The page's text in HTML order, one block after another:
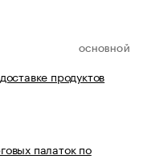
ОСНОВНОЙ
продуктов
палаток по